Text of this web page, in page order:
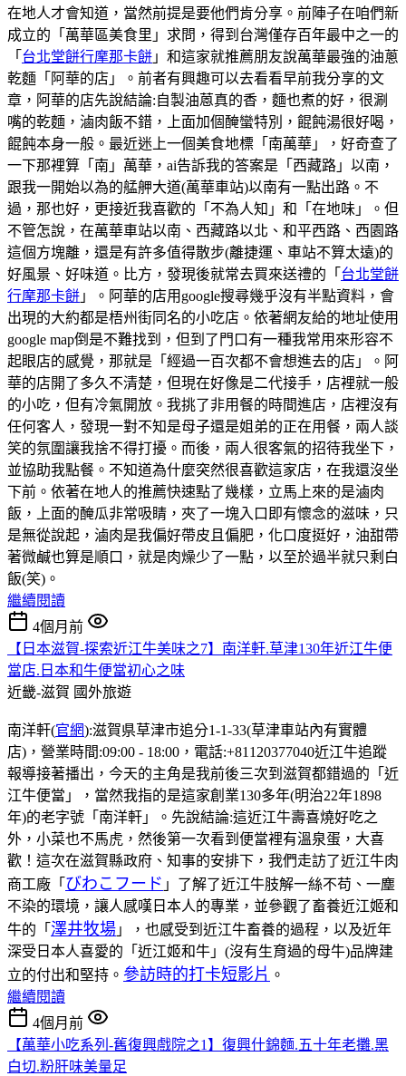
在地人才會知道，當然前提是要他們肯分享。前陣子在咱們新
成立的「萬華區美食里」求問，得到台灣僅存百年最中之一的
「 台北堂餅行摩那卡餅 」和這家就推薦朋友說萬華最強的油蔥
乾麵「阿華的店」。前者有興趣可以去看看早前我分享的文
章，阿華的店先說結論:自製油蒽真的香，麵也煮的好，很涮
嘴的乾麵，滷肉飯不錯，上面加個醃蠻特別，餛飩湯很好喝，
餛飩本身一般。最近迷上一個美食地標「南萬華」，好奇查了
一下那裡算「南」萬華，ai告訴我的答案是「西藏路」以南，
跟我一開始以為的艋舺大道(萬華車站)以南有一點出路。不
過，那也好，更接近我喜歡的「不為人知」和「在地味」。但
不管怎說，在萬華車站以南、西藏路以北、和平西路、西園路
這個方塊離，還是有許多值得散步(離捷運、車站不算太遠)的
好風景、好味道。比方，發現後就常去買來送禮的「 台北堂餅
行摩那卡餅 」。阿華的店用google搜尋幾乎沒有半點資料，會
出現的大約都是梧州街同名的小吃店。依著網友給的地址使用
google map倒是不難找到，但到了門口有一種我常用來形容不
起眼店的感覺，那就是「經過一百次都不會想進去的店」。阿
華的店開了多久不清楚，但現在好像是二代接手，店裡就一般
的小吃，但有冷氣開放。我挑了非用餐的時間進店，店裡沒有
任何客人，發現一對不知是母子還是姐弟的正在用餐，兩人談
笑的氛圍讓我捨不得打擾。而後，兩人很客氣的招待我坐下，
並協助我點餐。不知道為什麼突然很喜歡這家店，在我還沒坐
下前。依著在地人的推薦快速點了幾樣，立馬上來的是滷肉
飯，上面的醃瓜非常吸睛，夾了一塊入口即有懷念的滋味，只
是無從說起，滷肉是我偏好帶皮且偏肥，化口度挺好，油甜帶
著微鹹也算是順口，就是肉燥少了一點，以至於過半就只剩白
飯(笑)。
繼續閱讀
4個月前
【日本滋賀-探索近江牛美味之7】南洋軒.草津130年近江牛便
當店.日本和牛便當初心之味
近畿-滋賀 國外旅遊
南洋軒(官網):滋賀県草津市追分1-1-33(草津車站內有實體
店)，營業時間:09:00 - 18:00，電話:+81120377040近江牛追蹤
報導接著播出，今天的主角是我前後三次到滋賀都錯過的「近
江牛便當」，當然我指的是這家創業130多年(明治22年1898
年)的老字號「南洋軒」。先說結論:這近江牛壽喜燒好吃之
外，小菜也不馬虎，然後第一次看到便當裡有溫泉蛋，大喜
歡！這次在滋賀縣政府、知事的安排下，我們走訪了近江牛肉
商工廠「 びわこフード 」了解了近江牛肢解一絲不苟、一塵
不染的環境，讓人感嘆日本人的專業，並參觀了畜養近江姬和
牛的「 澤井牧場 」，也感受到近江牛畜養的過程，以及近年
深受日本人喜愛的「近江姬和牛」(沒有生育過的母牛)品牌建
立的付出和堅持。 參訪時的打卡短影片 。
繼續閱讀
4個月前
【萬華小吃系列-舊復興戲院之1】復興什錦麵.五十年老攤.黑
白切.粉肝味美量足